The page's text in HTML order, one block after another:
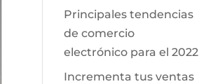
Principales tendencias
de comercio
electrónico para el 2022
Incrementa tus ventas